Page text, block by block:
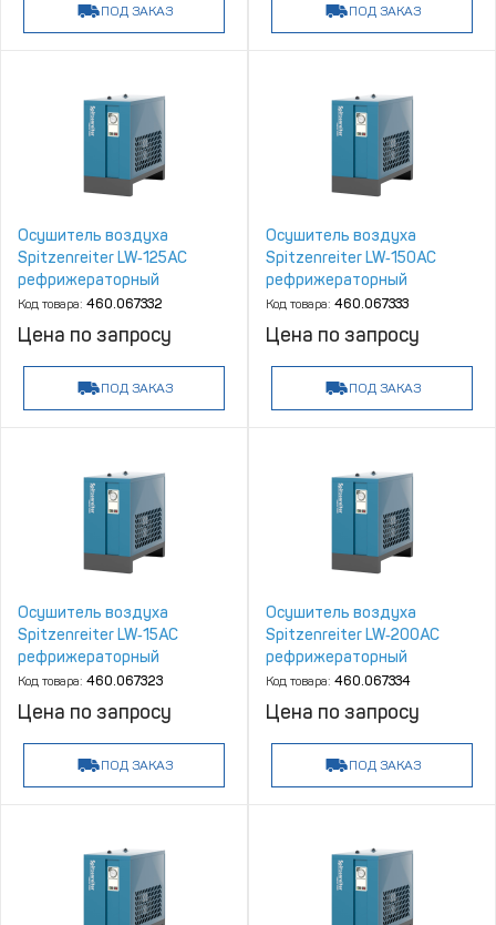
ПОД ЗАКАЗ ПОД ЗАКАЗ
Осушитель воздуха
Spitzenreiter LW‑125AC
рефрижераторный
Код товара: 460.067332
Цена по запросу
ПОД ЗАКАЗ
Осушитель воздуха
Spitzenreiter LW‑150AC
рефрижераторный
Код товара: 460.067333
Цена по запросу
ПОД ЗАКАЗ
Осушитель воздуха
Spitzenreiter LW‑15AC
рефрижераторный
Код товара: 460.067323
Цена по запросу
ПОД ЗАКАЗ
Осушитель воздуха
Spitzenreiter LW‑200AC
рефрижераторный
Код товара: 460.067334
Цена по запросу
ПОД ЗАКАЗ